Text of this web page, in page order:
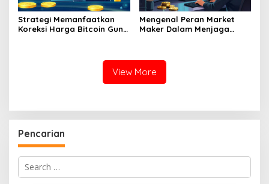
Strategi Memanfaatkan
Koreksi Harga Bitcoin Guna
Mengenal Peran Market
Maker Dalam Menjaga
View More
Pencarian
Search
for: